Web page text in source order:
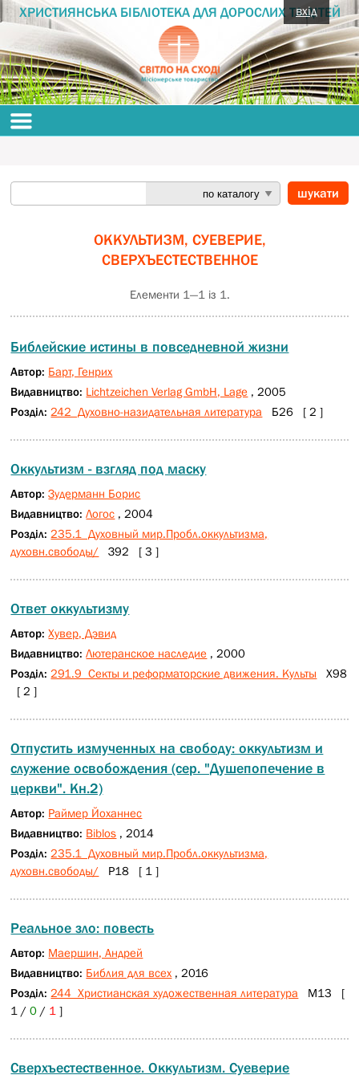
ХРИСТИЯНСЬКА БІБЛІОТЕКА ДЛЯ ДОРОСЛИХ ТА ДІТЕЙ
ОККУЛЬТИЗМ, СУЕВЕРИЕ,
СВЕРХЪЕСТЕСТВЕННОЕ
Елементи 1—1 із 1.
Библейские истины в повседневной жизни
Автор: Барт, Генрих
Видавництво: Lichtzeichen Verlag GmbH, Lage , 2005
Розділ: 242 Духовно-назидательная литература Б26 [ 2 ]
Оккультизм - взгляд под маску
Автор:Зудерманн Борис
Видавництво:Логос , 2004
Розділ: 235.1 Духовный мир.Пробл.оккультизма,
духовн.свободы/ З92 [ 3 ]
Ответ оккультизму
Автор:Хувер, Дэвид
Видавництво:Лютеранское наследие , 2000
Розділ: 291.9 Секты и реформаторские движения. Культы Х98
[ 2 ]
Отпустить измученных на свободу: оккультизм и
служение освобождения (сер. "Душепопечение в
церкви". Кн.2)
Автор: Раймер Йоханнес
Видавництво: Biblos , 2014
Розділ: 235.1 Духовный мир.Пробл.оккультизма,
духовн.свободы/ Р18 [ 1 ]
Реальное зло: повесть
Автор: Маершин, Андрей
Видавництво: Библия для всех , 2016
Розділ: 244 Христианская художественная литература М13 [
1 /0 / 1]
Сверхъестественное. Оккультизм. Суеверие
вхід